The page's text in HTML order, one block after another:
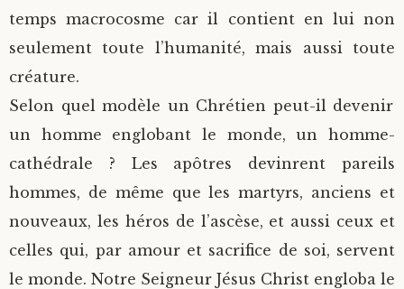
temps macrocosme car il contient en lui non
seulement toute l’humanité, mais aussi toute
créature.
Selon quel modèle un Chrétien peut-il devenir
un homme englobant le monde, un homme-
cathédrale ? Les apôtres devinrent pareils
hommes, de même que les martyrs, anciens et
nouveaux, les héros de l’ascèse, et aussi ceux et
celles qui, par amour et sacrifice de soi, servent
le monde. Notre Seigneur Jésus Christ engloba le